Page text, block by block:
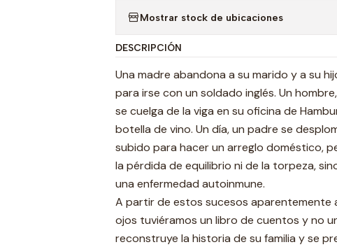
Mostrar stock de ubicaciones
DESCRIPCIÓN
Una madre abandona a su marido y a su
para irse con un soldado inglés. Un
se cuelga de la viga en su oficina de
botella de vino. Un día, un padre se
subido para hacer un arreglo doméstico,
la pérdida de equilibrio ni de la torpeza,
una enfermedad autoinmune.
A partir de estos sucesos aparentemente
ojos tuviéramos un libro de cuentos y no
reconstruye la historia de su familia y se